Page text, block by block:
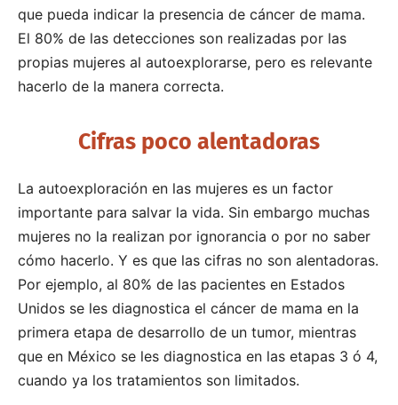
que pueda indicar la presencia de cáncer de mama.
El 80% de las detecciones son realizadas por las
propias mujeres al autoexplorarse, pero es relevante
hacerlo de la manera correcta.
Cifras poco alentadoras
La autoexploración en las mujeres es un factor
importante para salvar la vida. Sin embargo muchas
mujeres no la realizan por ignorancia o por no saber
cómo hacerlo. Y es que las cifras no son alentadoras.
Por ejemplo, al 80% de las pacientes en Estados
Unidos se les diagnostica el cáncer de mama en la
primera etapa de desarrollo de un tumor, mientras
que en México se les diagnostica en las etapas 3 ó 4,
cuando ya los tratamientos son limitados.